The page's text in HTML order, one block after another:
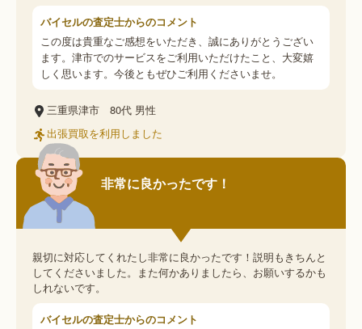
バイセルの査定士からのコメント
この度は貴重なご感想をいただき、誠にありがとうござい
ます。津市でのサービスをご利用いただけたこと、大変嬉
しく思います。今後ともぜひご利用くださいませ。
三重県津市 80代 男性
出張買取を利用しました
非常に良かったです！
親切に対応してくれたし非常に良かったです！説明もきちんと
してくださいました。また何かありましたら、お願いするかも
しれないです。
バイセルの査定士からのコメント